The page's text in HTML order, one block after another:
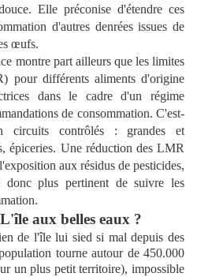
Elle préconise d'étendre ces
d'autres denrées issues de
œufs.
part ailleurs que les limites
pour différents aliments d'origine
dans le cadre d'un régime
de consommation. C'est-
circuits contrôlés : grandes et
épiceries. Une réduction des LMR
aux résidus de pesticides,
donc plus pertinent de suivre les
aux belles eaux ?
de l'île lui sied si mal depuis des
tourne autour de 450.000
un plus petit territoire), impossible